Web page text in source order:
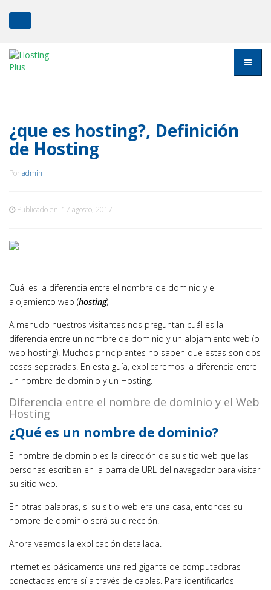
¿que es hosting?, Definición
de Hosting
Poradmin
Publicado en: 17 agosto, 2017
Cuál es la diferencia entre el nombre de dominio y el
alojamiento web (hosting)
A menudo nuestros visitantes nos preguntan cuál es la
diferencia entre un nombre de dominio y un alojamiento web (o
web hosting). Muchos principiantes no saben que estas son dos
cosas separadas. En esta guía, explicaremos la diferencia entre
un nombre de dominio y un Hosting.
Diferencia entre el nombre de dominio y el Web
Hosting
¿Qué es un nombre de dominio?
El nombre de dominio es la dirección de su sitio web que las
personas escriben en la barra de URL del navegador para visitar
su sitio web.
En otras palabras, si su sitio web era una casa, entonces su
nombre de dominio será su dirección.
Ahora veamos la explicación detallada.
Internet es básicamente una red gigante de computadoras
conectadas entre sí a través de cables. Para identificarlos